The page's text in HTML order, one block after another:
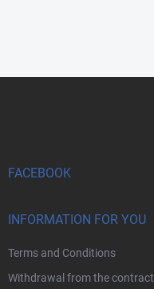
FACEBOOK
INFORMATION FOR YOU
Terms and Conditions
Withdrawal from the contract